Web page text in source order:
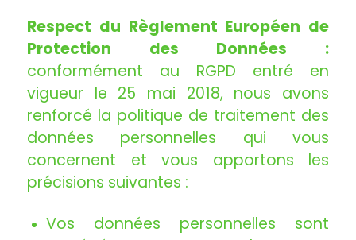
Respect du Règlement Européen de
Protection des Données :
conformément au RGPD entré en
vigueur le 25 mai 2018, nous avons
renforcé la politique de traitement des
données personnelles qui vous
concernent et vous apportons les
précisions suivantes :
Vos données personnelles sont